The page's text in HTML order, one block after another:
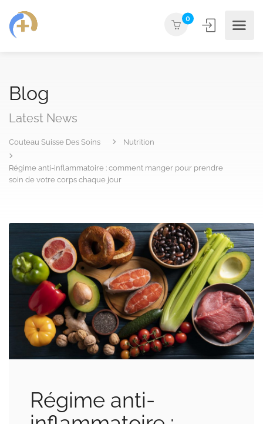
0
Blog
Latest News
Couteau Suisse Des Soins Nutrition
Régime anti-inflammatoire : comment manger pour prendre
soin de votre corps chaque jour
Régime anti-